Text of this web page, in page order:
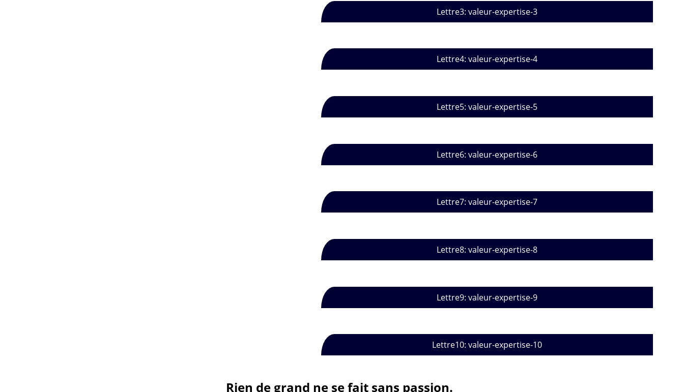
Lettre3: valeur-expertise-3
Lettre4: valeur-expertise-4
Lettre5: valeur-expertise-5
Lettre6: valeur-expertise-6
Lettre7: valeur-expertise-7
Lettre8: valeur-expertise-8
Lettre9: valeur-expertise-9
Lettre10: valeur-expertise-10
Rien de grand ne se fait sans passion.